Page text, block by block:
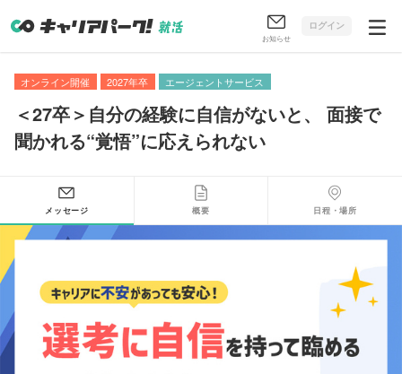
お知らせ
ログイン
オンライン開催 2027年卒 エージェントサービス
＜27卒＞自分の経験に自信がないと、
面接で
聞かれる“覚悟”に応えられない
メッセージ 概要 日程・場所